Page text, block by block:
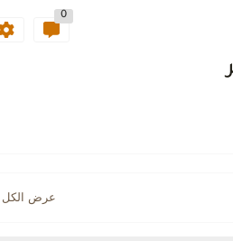
الحديثة
0